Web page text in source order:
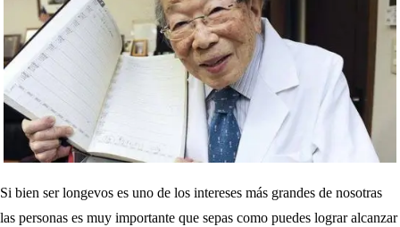
Si bien ser longevos es uno de los intereses más grandes de nosotras
las personas es muy importante que sepas como puedes lograr alcanzar